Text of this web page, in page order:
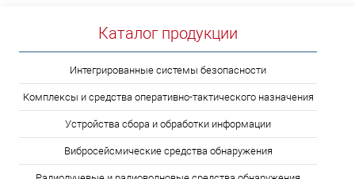
Каталог продукции
Интегрированные системы безопасности
Комплексы и средства оперативно-тактического назначения
Устройства сбора и обработки информации
Вибросейсмические средства обнаружения